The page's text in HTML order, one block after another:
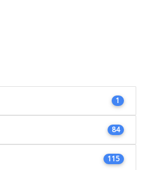
1
84
115